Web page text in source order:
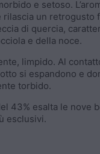
e setoso.
un retrogusto
di quercia,
e della noce.
limpido. Al
si espandono e
torbido.
43% esalta le nove
esclusivi.